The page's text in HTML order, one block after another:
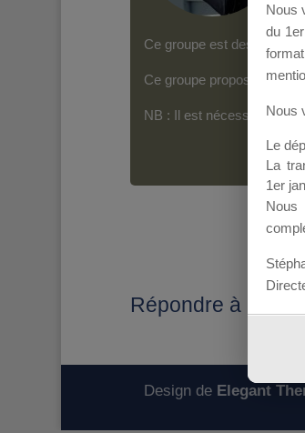
Ce groupe est destiné aux
Ce groupe propose un
NB : Il est nécessaire
Répondre à :
Design de Elegant
Nous
du
Nous
Le
La
1er